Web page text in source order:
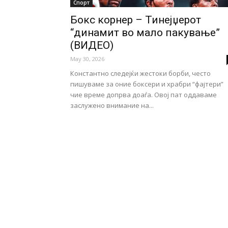
Спорт
Бокс корнер – Тинејџерот
“динамит во мало пакување”
(ВИДЕО)
May 30, 2026
Константно следејќи жестоки борби, често
пишуваме за оние боксери и храбри “фајтери”
чие време допрва доаѓа. Овој пат оддаваме
заслужено внимание на...